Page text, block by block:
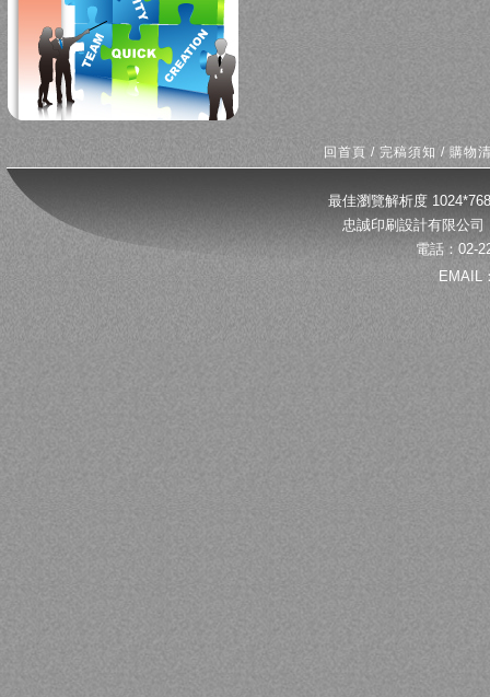
回首頁 /完稿須知 /購物
最佳瀏覽解析度
忠誠印刷設計有限公
電話：02-
EMAIL